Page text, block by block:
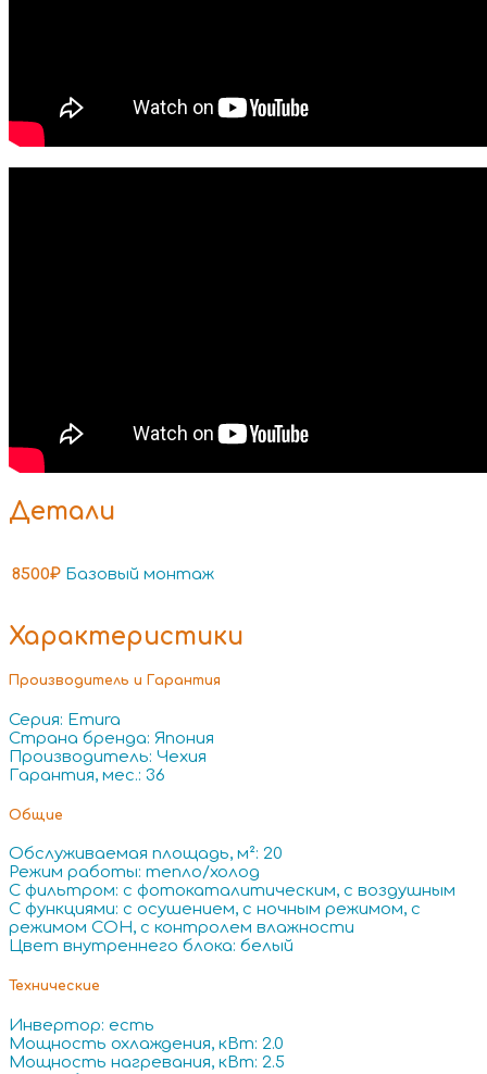
Детали
8500₽ Базовый монтаж
Характеристики
Производитель и Гарантия
Серия: Emura
Страна бренда: Япония
Производитель: Чехия
Гарантия, мес.: 36
Общие
Обслуживаемая площадь, м²: 20
Режим работы: тепло/холод
С фильтром: с фотокаталитическим, с воздушным
С функциями: с осушением, с ночным режимом, с
режимом СОН, с контролем влажности
Цвет внутреннего блока: белый
Технические
Инвертор: есть
Мощность охлаждения, кВт: 2.0
Мощность нагревания, кВт: 2.5